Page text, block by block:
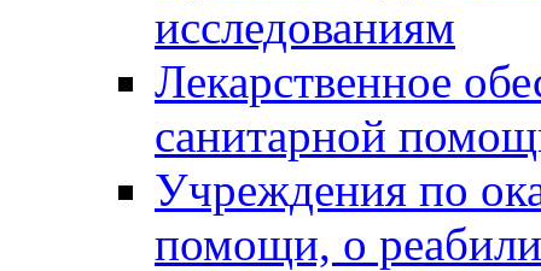
исследованиям
Лекарственное
санитарной
Учреждения по
помощи, о